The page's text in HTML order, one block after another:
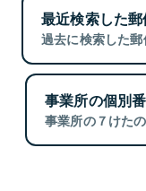
最近検索した
過去に検索した郵
事業所の個別
事業所の７けた